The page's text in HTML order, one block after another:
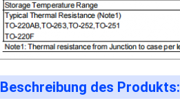
Beschreibung des Produkts: